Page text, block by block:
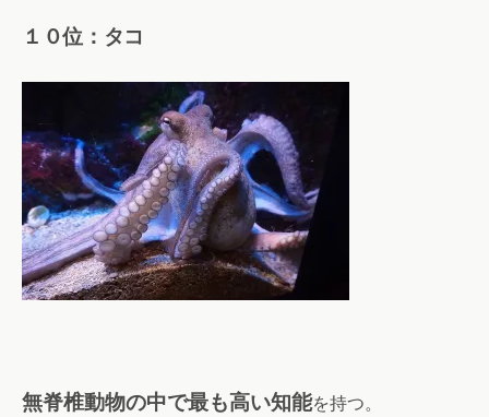
１０位：タコ
無脊椎動物の中で最も高い知能を持つ。